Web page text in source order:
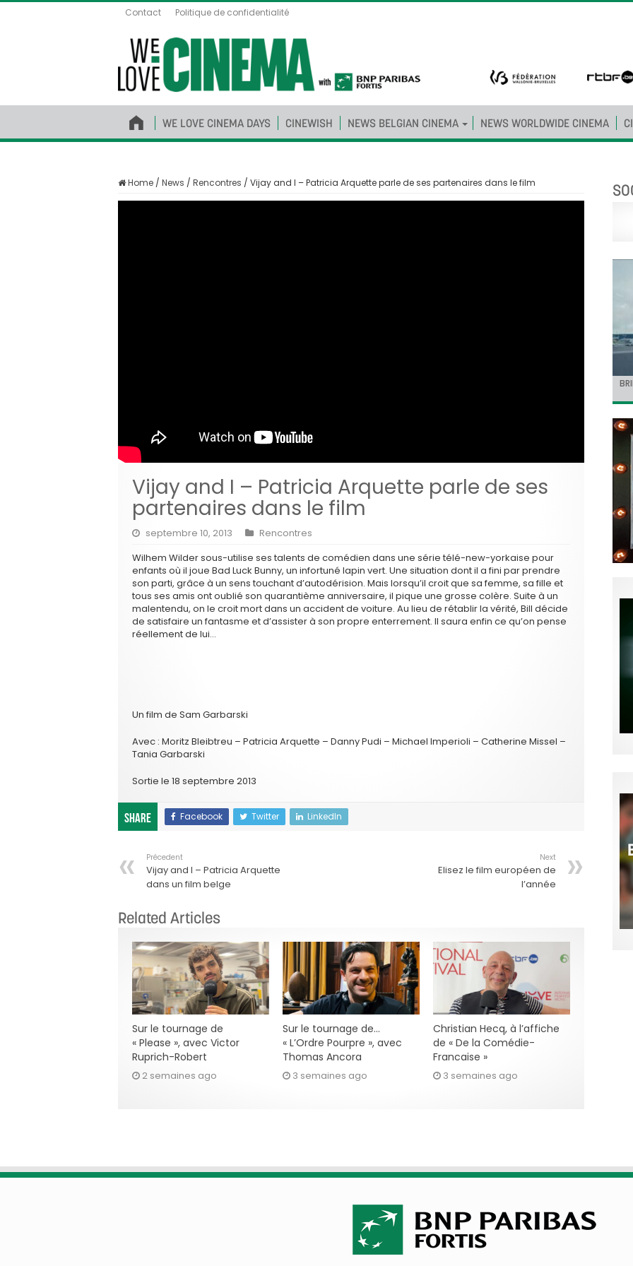
Contact Politique de confidentialité
WE LOVE CINEMA DAYS CINEWISH NEWS BELGIAN CINEMA NEWS WORLDWIDE CINEMA
Home / News / Rencontres / Vijay and I – Patricia Arquette parle de ses partenaires dans le film
Vijay and I – Patricia Arquette parle de ses
partenaires dans le film
septembre 10, 2013
Rencontres
Wilhem Wilder sous-utilise ses talents de comédien dans une série télé-new-yorkaise pour
enfants où il joue Bad Luck Bunny, un infortuné lapin vert. Une situation dont il a fini par prendre
son parti, grâce à un sens touchant d’autodérision. Mais lorsqu’il croit que sa femme, sa fille et
tous ses amis ont oublié son quarantième anniversaire, il pique une grosse colère. Suite à un
malentendu, on le croit mort dans un accident de voiture. Au lieu de rétablir la vérité, Bill décide
de satisfaire un fantasme et d’assister à son propre enterrement. Il saura enfin ce qu’on pense
réellement de lui…
Un film de Sam Garbarski
Avec : Moritz Bleibtreu – Patricia Arquette – Danny Pudi – Michael Imperioli – Catherine Missel –
Tania Garbarski
Sortie le 18 septembre 2013
Share Facebook Twitter LinkedIn
Précedent
Vijay and I – Patricia Arquette
dans un film belge
Next
Elisez le film européen de
l’année
Related Articles
Sur le tournage de
« Please », avec Victor
Ruprich-Robert
2 semaines ago
Sur le tournage de…
« L’Ordre Pourpre », avec
Thomas Ancora
3 semaines ago
Christian Hecq, à l’affiche
de « De la Comédie-
Francaise »
3 semaines ago
du
«
«